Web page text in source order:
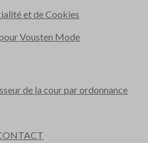
et de Cookies
Vousten Mode
de la cour par ordonnance